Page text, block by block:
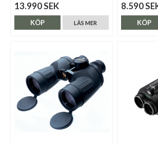
13.990 SEK
LÄS MER
KÖP
8.590
KÖP